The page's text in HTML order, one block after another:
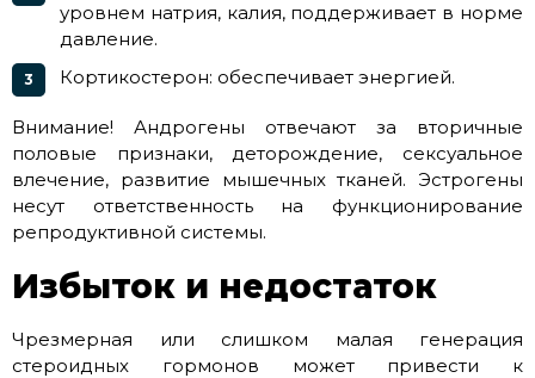
уровнем натрия, калия, поддерживает в норме
давление.
Кортикостерон: обеспечивает энергией.
Внимание! Андрогены отвечают за вторичные
половые признаки, деторождение, сексуальное
влечение, развитие мышечных тканей. Эстрогены
несут ответственность на функционирование
репродуктивной системы.
Избыток и недостаток
Чрезмерная или слишком малая генерация
стероидных гормонов может привести к